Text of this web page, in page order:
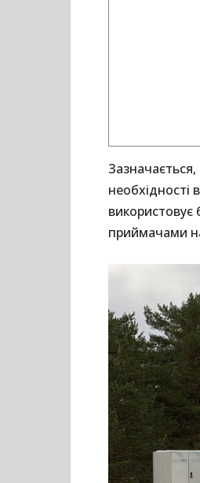
необхідності
використовує
приймачами